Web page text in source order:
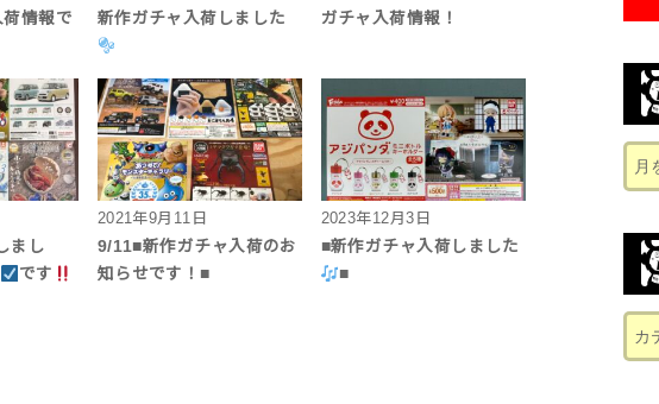
情報で
新作ガチャ入荷しました
ガチャ入荷情報！
まし
です
2021年9月11日
9/11■新作ガチャ入荷のお
知らせです！■
2023年12月3日
■新作ガチャ入荷しました
■